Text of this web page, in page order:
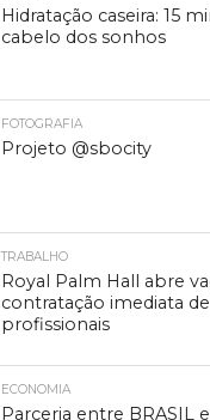
Hidratação caseira: 15
cabelo dos sonhos
FOTOGRAFIA
Projeto @sbocity
TRABALHO
Royal Palm Hall abre
contratação imediata
profissionais
ECONOMIA
Parceria entre BRASIL